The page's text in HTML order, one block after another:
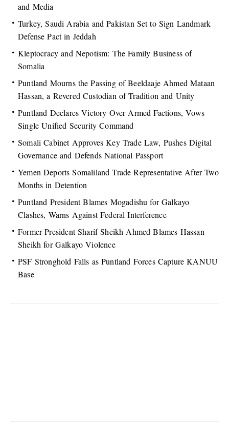
and Media
Turkey, Saudi Arabia and Pakistan Set to Sign Landmark
Defense Pact in Jeddah
Kleptocracy and Nepotism: The Family Business of
Somalia
Puntland Mourns the Passing of Beeldaaje Ahmed Mataan
Hassan, a Revered Custodian of Tradition and Unity
Puntland Declares Victory Over Armed Factions, Vows
Single Unified Security Command
Somali Cabinet Approves Key Trade Law, Pushes Digital
Governance and Defends National Passport
Yemen Deports Somaliland Trade Representative After Two
Months in Detention
Puntland President Blames Mogadishu for Galkayo
Clashes, Warns Against Federal Interference
Former President Sharif Sheikh Ahmed Blames Hassan
Sheikh for Galkayo Violence
PSF Stronghold Falls as Puntland Forces Capture KANUU
Base